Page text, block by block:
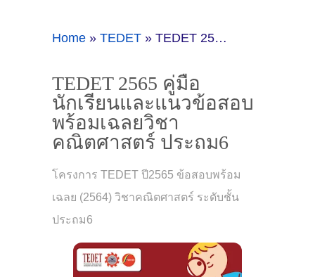
Home » TEDET » TEDET 2565 คู่มือนักเรียนและแนวข้อสอบพร้อมเฉลยวิชาคณิตศาสตร์ ประถม6
TEDET 2565 คู่มือ
นักเรียนและแนวข้อสอบ
พร้อมเฉลยวิชา
คณิตศาสตร์ ประถม6
โครงการ TEDET ปี2565 ข้อสอบพร้อม
เฉลย (2564) วิชาคณิตศาสตร์ ระดับชั้น
ประถม6